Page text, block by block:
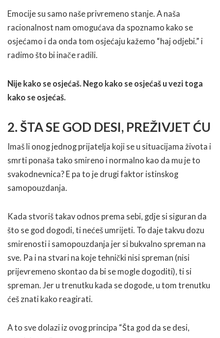
Emocije su samo naše privremeno stanje. A naša
racionalnost nam omogućava da spoznamo kako se
osjećamo i da onda tom osjećaju kažemo “haj odjebi.” i
radimo što bi inače radili.
Nije kako se osjećaš. Nego kako se osjećaš u vezi toga
kako se osjećaš.
2. ŠTA SE GOD DESI, PREŽIVJET ĆU
Imaš li onog jednog prijatelja koji se u situacijama života i
smrti ponaša tako smireno i normalno kao da mu je to
svakodnevnica? E pa to je drugi faktor istinskog
samopouzdanja.
Kada stvoriš takav odnos prema sebi, gdje si siguran da
što se god dogodi, ti nećeš umrijeti. To daje takvu dozu
smirenosti i samopouzdanja jer si bukvalno spreman na
sve. Pa i na stvari na koje tehnički nisi spreman (nisi
prijevremeno skontao da bi se mogle dogoditi), ti si
spreman. Jer u trenutku kada se dogode, u tom trenutku
ćeš znati kako reagirati.
A to sve dolazi iz ovog principa “Šta god da se desi,